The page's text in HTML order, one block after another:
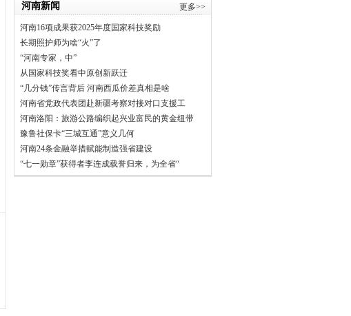
河南新闻 更多>>
河南16项成果获2025年度国家科技奖励
长期照护师为啥“火”了
“河南专家，中”
从国家科技奖看中原创新跃迁
“几分钱”传言背后 河南西瓜价差真相是啥
河南省党政代表团赴新疆考察对接对口支援工
河南洛阳：旅游公路编织起兴业富民的黄金纽带
豫鲁社保卡“三城互通”意义几何
河南24条金融举措赋能制造强省建设
“七一勋章”获得者李连成载誉归来，为全省“